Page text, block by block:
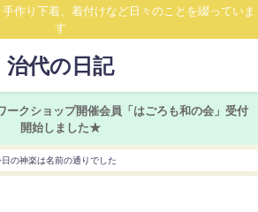
作り下着、着付けなど日々のことを綴っていま
す
治代の日記
ークショップ開催会員「はごろも和の会」受付
開始しました★
日の神楽は名前の通りでした